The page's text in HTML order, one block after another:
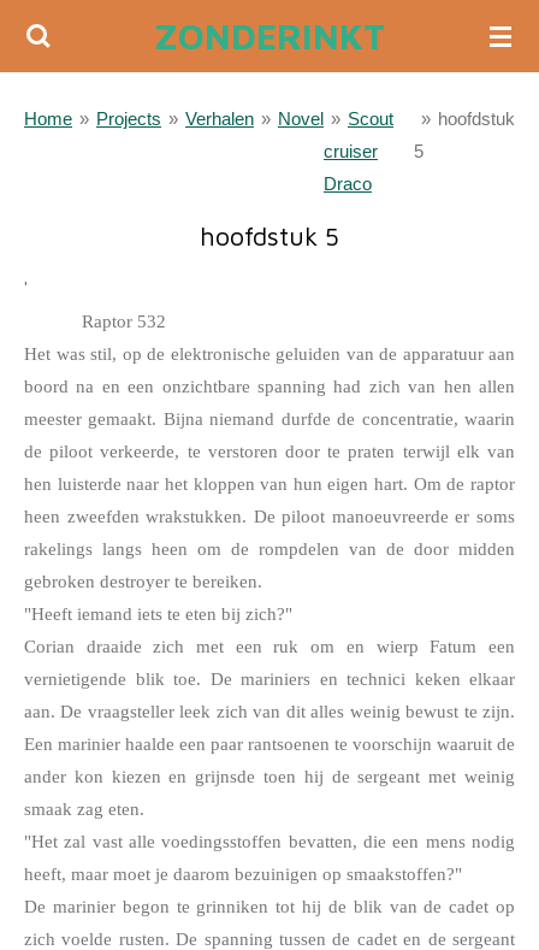
Ga
de
ZONDERINKT
Home » Projects » Verhalen » Novel » Scout
cruiser
Draco
» hoofdstuk
5
hoofdstuk 5
'
Raptor 532
Het was stil, op de elektronische geluiden van de apparatuur aan
boord na en een onzichtbare spanning had zich van hen allen
meester gemaakt. Bijna niemand durfde de concentratie, waarin
de piloot verkeerde, te verstoren door te praten terwijl elk van
hen luisterde naar het kloppen van hun eigen hart. Om de raptor
heen zweefden wrakstukken. De piloot manoeuvreerde er soms
rakelings langs heen om de rompdelen van de door midden
gebroken destroyer te bereiken.
"Heeft iemand iets te eten bij zich?"
Corian draaide zich met een ruk om en wierp Fatum een
vernietigende blik toe. De mariniers en technici keken elkaar
aan. De vraagsteller leek zich van dit alles weinig bewust te zijn.
Een marinier haalde een paar rantsoenen te voorschijn waaruit de
ander kon kiezen en grijnsde toen hij de sergeant met weinig
smaak zag eten.
"Het zal vast alle voedingsstoffen bevatten, die een mens nodig
heeft, maar moet je daarom bezuinigen op smaakstoffen?"
De marinier begon te grinniken tot hij de blik van de cadet op
zich voelde rusten. De spanning tussen de cadet en de sergeant